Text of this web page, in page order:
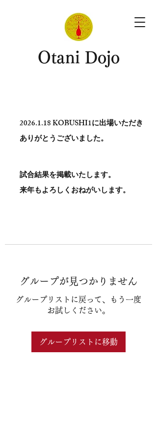
​Otani Dojo
2026.1.18KOBUSHI1に出場いただき
ありがとう​ございました。
試合結果を掲載いたします。
​来年もよろしくおねがいします。
グループが見つかりません
グループリストに戻って、もう一度
お試しください。
グループリストに移動